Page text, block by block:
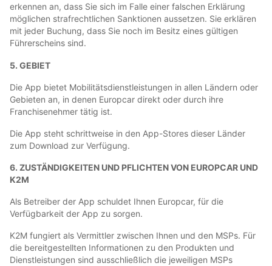
erkennen an, dass Sie sich im Falle einer falschen Erklärung
möglichen strafrechtlichen Sanktionen aussetzen. Sie erklären
mit jeder Buchung, dass Sie noch im Besitz eines gültigen
Führerscheins sind.
5. GEBIET
Die App bietet Mobilitätsdienstleistungen in allen Ländern oder
Gebieten an, in denen Europcar direkt oder durch ihre
Franchisenehmer tätig ist.
Die App steht schrittweise in den App-Stores dieser Länder
zum Download zur Verfügung.
6. ZUSTÄNDIGKEITEN UND PFLICHTEN VON EUROPCAR UND
K2M
Als Betreiber der App schuldet Ihnen Europcar, für die
Verfügbarkeit der App zu sorgen.
K2M fungiert als Vermittler zwischen Ihnen und den MSPs. Für
die bereitgestellten Informationen zu den Produkten und
Dienstleistungen sind ausschließlich die jeweiligen MSPs